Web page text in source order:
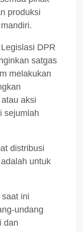
produksi
DPR
satgas
melakukan
aksi
sejumlah
distribusi
untuk
ini
undang
dan